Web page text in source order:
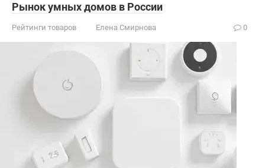
Рынок умных домов в России
Рейтинги товаров Елена Смирнова 0